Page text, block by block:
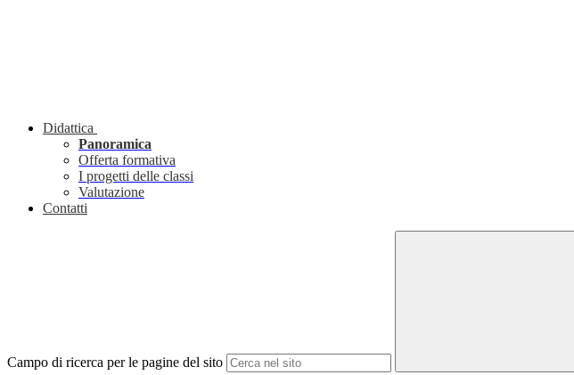
Didattica
Panoramica
Offerta formativa
I progetti delle classi
Valutazione
Contatti
Campo di ricerca per le pagine del sito